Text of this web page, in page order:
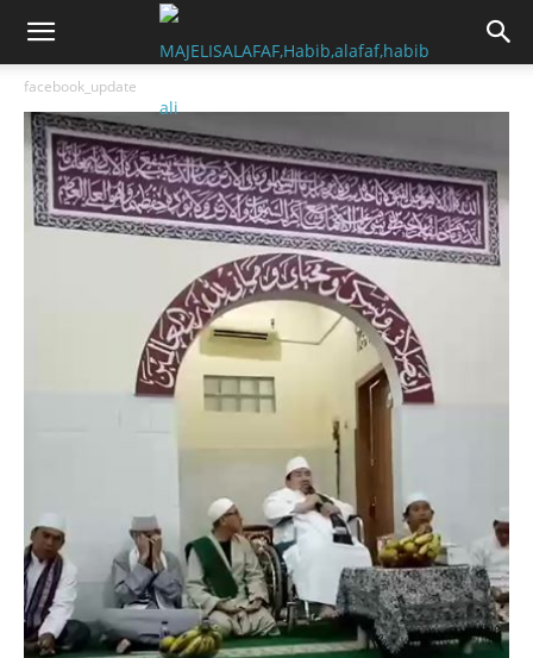
facebook_update